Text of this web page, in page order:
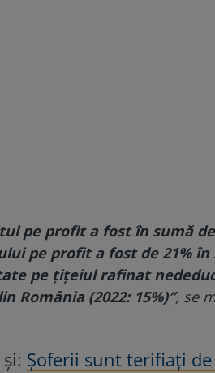
pe profit a fost în sumă
pe profit a fost de 21%
pe țițeiul rafinat
România (2022: 15%)″, se
Șoferii sunt terifiați de